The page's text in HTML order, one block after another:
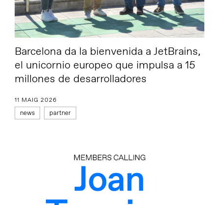
Barcelona da la bienvenida a JetBrains,
el unicornio europeo que impulsa a 15
millones de desarrolladores
11 MAIG 2026
news partner